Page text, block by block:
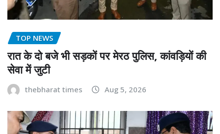
TOP NEWS
रात के दो बजे भी सड़कों पर मेरठ पुलिस, कांवड़ियों की
सेवा में जुटी
thebharat times Aug 5, 2026